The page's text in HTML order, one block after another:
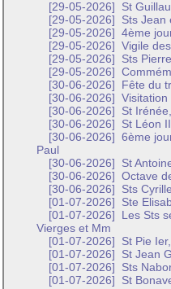
[29-05-2026]
St
[29-05-2026]
Sts Jean
[29-05-2026]
4ème
[29-05-2026]
Vigile
[29-05-2026]
Sts
[29-05-2026]
[30-06-2026]
Fête du
[30-06-2026]
[30-06-2026]
St
[30-06-2026]
St Léon
[30-06-2026]
6ème
Paul
[30-06-2026]
St
[30-06-2026]
Octave
[30-06-2026]
Sts
[01-07-2026]
Ste
[01-07-2026]
Les Sts
Vierges et Mm
[01-07-2026]
St Pie
[01-07-2026]
St Jean
[01-07-2026]
Sts
[01-07-2026]
St